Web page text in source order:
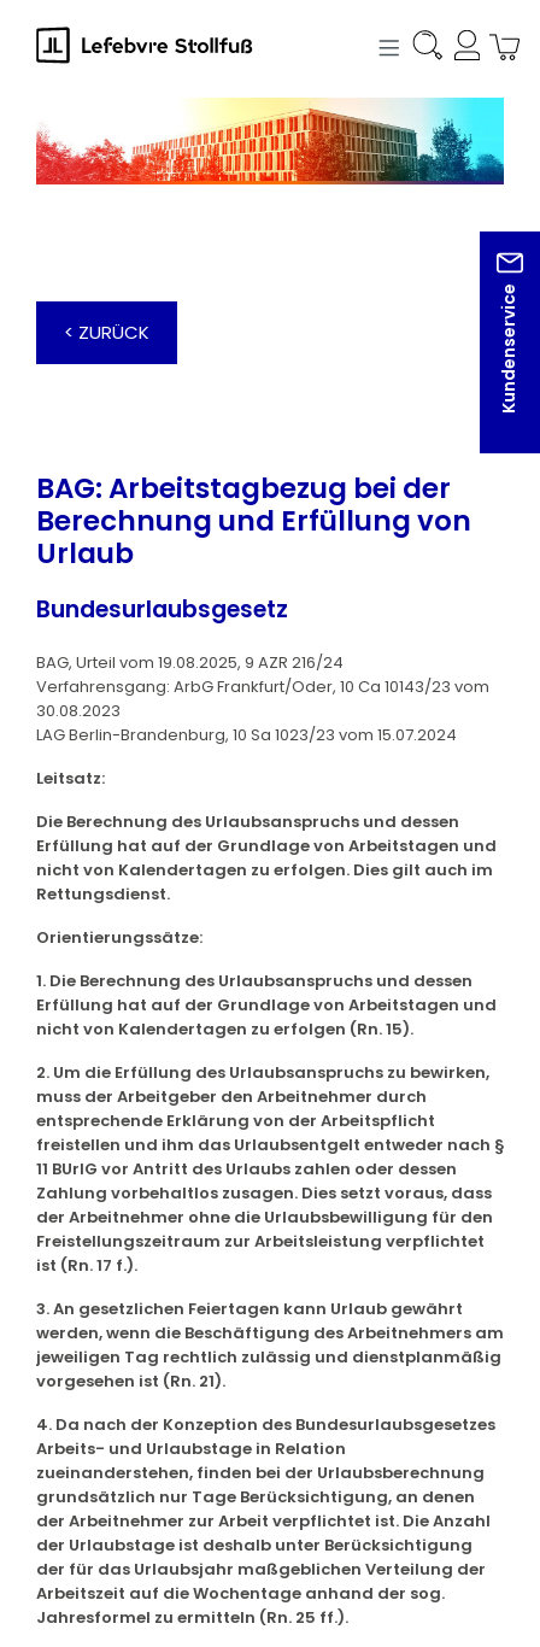
springen
Kundenservice
< ZURÜCK
BAG: Arbeitstagbezug bei der
Berechnung und Erfüllung von
Urlaub
Bundesurlaubsgesetz
BAG, Urteil vom 19.08.2025, 9 AZR 216/24
Verfahrensgang: ArbG Frankfurt/Oder, 10 Ca 10143/23 vom
30.08.2023
LAG Berlin-Brandenburg, 10 Sa 1023/23 vom 15.07.2024
Leitsatz:
Die Berechnung des Urlaubsanspruchs und dessen
Erfüllung hat auf der Grundlage von Arbeitstagen und
nicht von Kalendertagen zu erfolgen. Dies gilt auch im
Rettungsdienst.
Orientierungssätze:
1. Die Berechnung des Urlaubsanspruchs und dessen
Erfüllung hat auf der Grundlage von Arbeitstagen und
nicht von Kalendertagen zu erfolgen (Rn. 15).
2. Um die Erfüllung des Urlaubsanspruchs zu bewirken,
muss der Arbeitgeber den Arbeitnehmer durch
entsprechende Erklärung von der Arbeitspflicht
freistellen und ihm das Urlaubsentgelt entweder nach §
11 BUrlG vor Antritt des Urlaubs zahlen oder dessen
Zahlung vorbehaltlos zusagen. Dies setzt voraus, dass
der Arbeitnehmer ohne die Urlaubsbewilligung für den
Freistellungszeitraum zur Arbeitsleistung verpflichtet
ist (Rn. 17 f.).
3. An gesetzlichen Feiertagen kann Urlaub gewährt
werden, wenn die Beschäftigung des Arbeitnehmers am
jeweiligen Tag rechtlich zulässig und dienstplanmäßig
vorgesehen ist (Rn. 21).
4. Da nach der Konzeption des Bundesurlaubsgesetzes
Arbeits- und Urlaubstage in Relation
zueinanderstehen, finden bei der Urlaubsberechnung
grundsätzlich nur Tage Berücksichtigung, an denen
der Arbeitnehmer zur Arbeit verpflichtet ist. Die Anzahl
der Urlaubstage ist deshalb unter Berücksichtigung
der für das Urlaubsjahr maßgeblichen Verteilung der
Arbeitszeit auf die Wochentage anhand der sog.
Jahresformel zu ermitteln (Rn. 25 ff.).